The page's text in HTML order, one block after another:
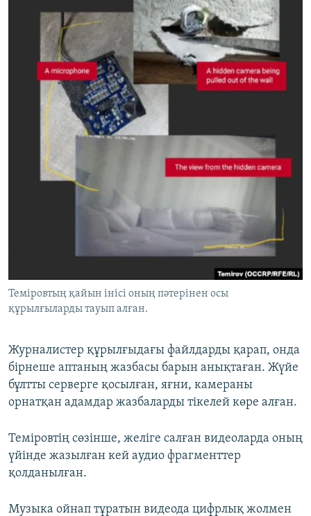
Теміровтың қайын інісі оның пәтерінен осы
құрылғыларды тауып алған.
Журналистер құрылғыдағы файлдарды қарап, онда
бірнеше аптаның жазбасы барын анықтаған. Жүйе
бұлтты серверге қосылған, яғни, камераны
орнатқан адамдар жазбаларды тікелей көре алған.
Теміровтің сөзінше, желіге салған видеоларда оның
үйінде жазылған кей аудио фрагменттер
қолданылған.
Музыка ойнап тұратын видеода цифрлық жолмен